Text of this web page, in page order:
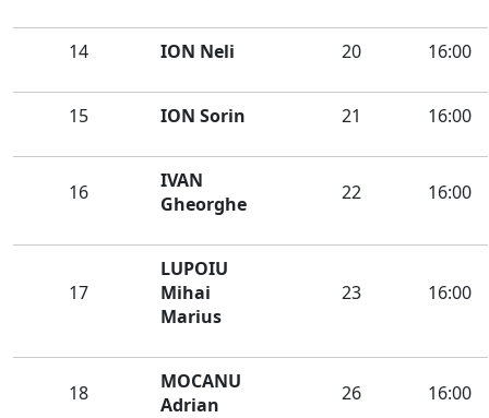
14 ION Neli 20 16:00
15 ION Sorin 21 16:00
16
IVAN
Gheorghe
22 16:00
17
LUPOIU
Mihai
Marius
23 16:00
18
MOCANU
Adrian
26 16:00